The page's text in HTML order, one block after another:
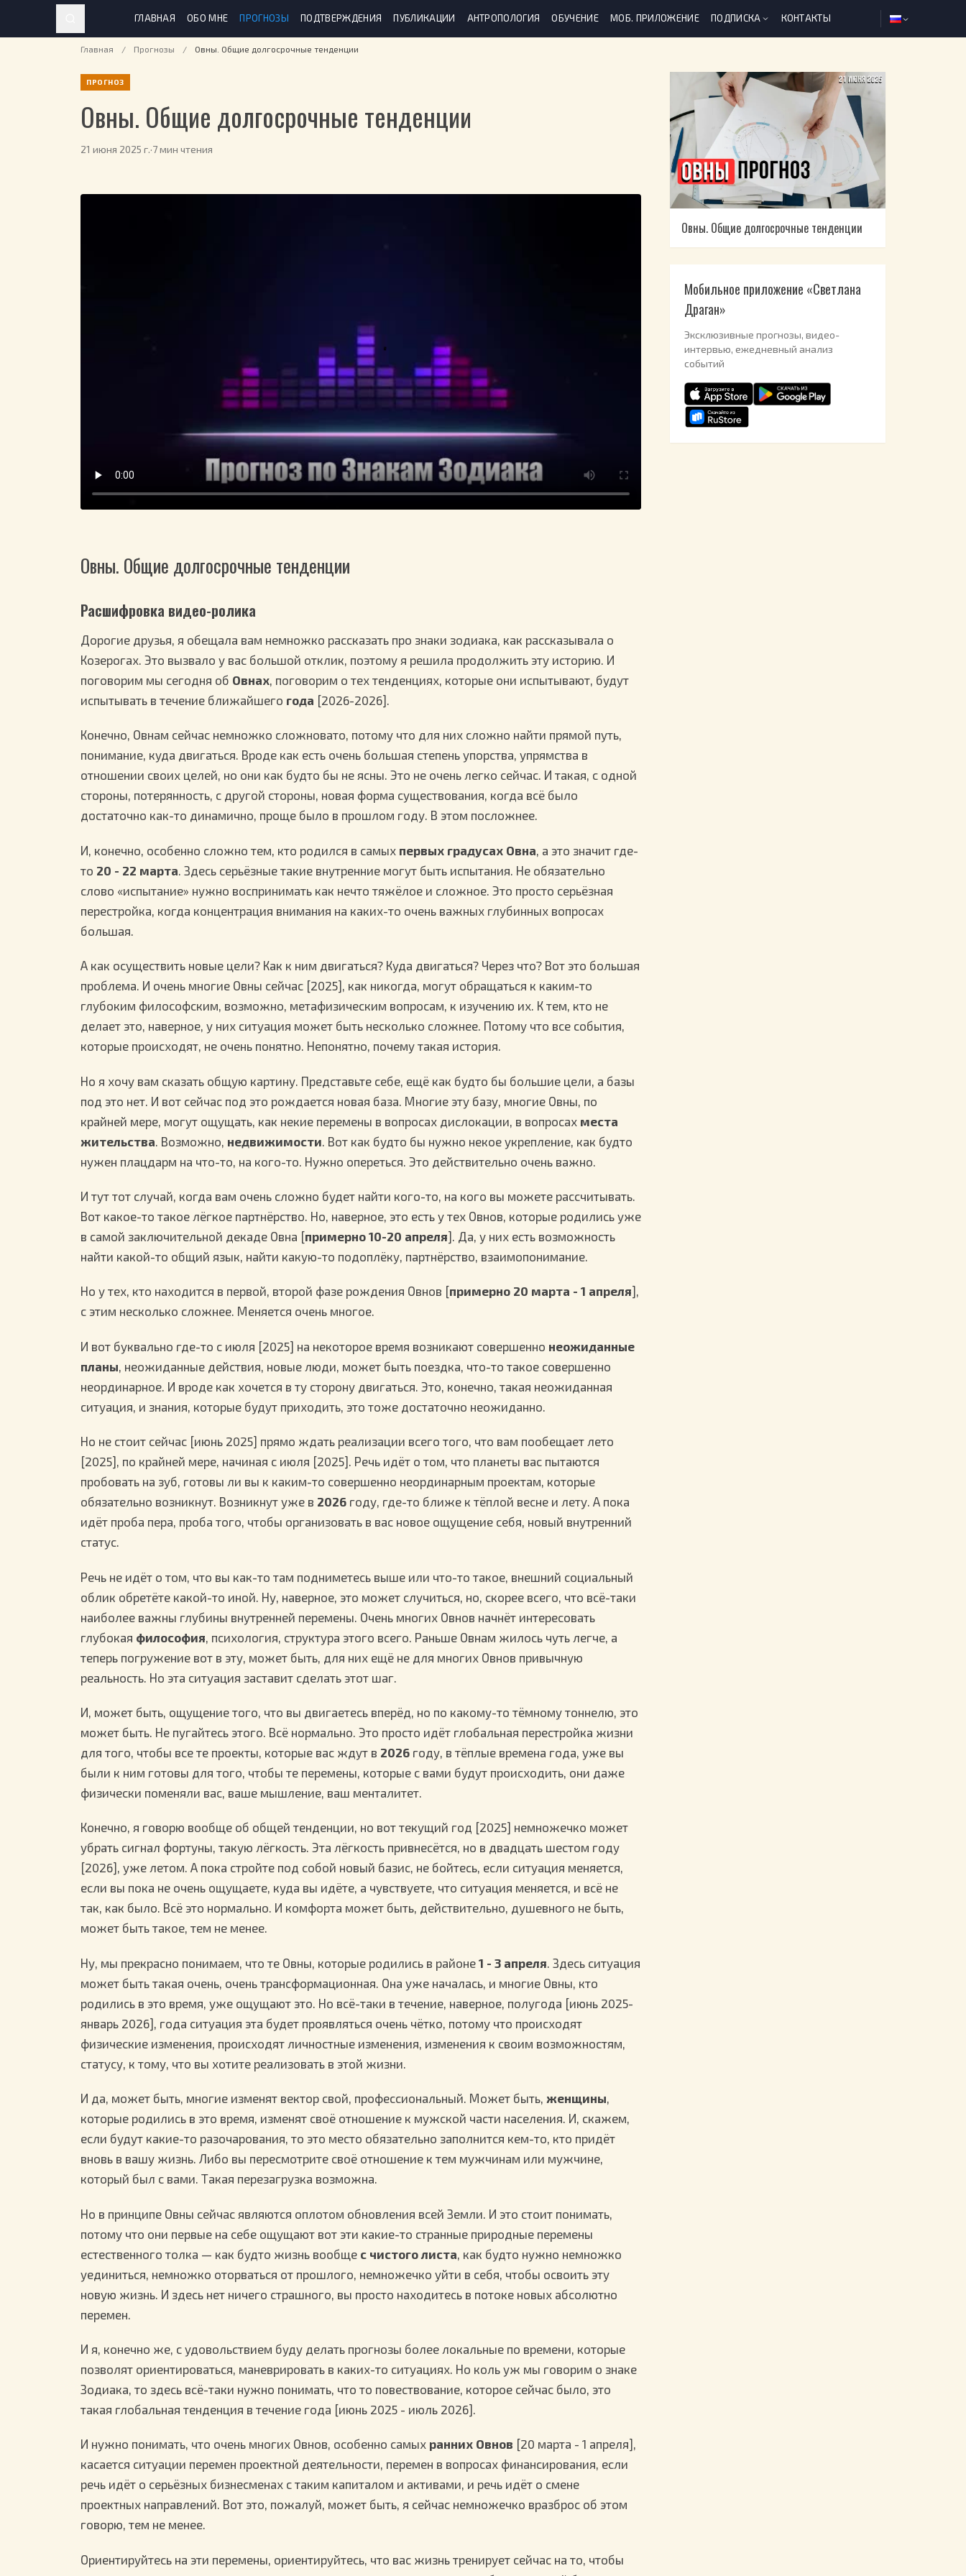
ГЛАВНАЯ ОБО МНЕ ПРОГНОЗЫ ПОДТВЕРЖДЕНИЯ ПУБЛИКАЦИИ АНТРОПОЛОГИЯ ОБУЧЕНИЕ МОБ. ПРИЛОЖЕНИЕ ПОДПИСКА КОНТАКТЫ
Главная / Прогнозы / Овны. Общие долгосрочные тенденции
ПРОГНОЗ
Овны. Общие долгосрочные тенденции
21 июня 2025 г.·7 мин чтения
Овны. Общие долгосрочные тенденции
Расшифровка видео-ролика
Дорогие друзья, я обещала вам немножко рассказать про знаки зодиака, как рассказывала о
Козерогах. Это вызвало у вас большой отклик, поэтому я решила продолжить эту историю. И
поговорим мы сегодня об Овнах, поговорим о тех тенденциях, которые они испытывают, будут
испытывать в течение ближайшего года [2026-2026].
Конечно, Овнам сейчас немножко сложновато, потому что для них сложно найти прямой путь,
понимание, куда двигаться. Вроде как есть очень большая степень упорства, упрямства в
отношении своих целей, но они как будто бы не ясны. Это не очень легко сейчас. И такая, с одной
стороны, потерянность, с другой стороны, новая форма существования, когда всё было
достаточно как-то динамично, проще было в прошлом году. В этом посложнее.
И, конечно, особенно сложно тем, кто родился в самых первых градусах Овна , а это значит где-
то 20 - 22 марта . Здесь серьёзные такие внутренние могут быть испытания. Не обязательно
слово «испытание» нужно воспринимать как нечто тяжёлое и сложное. Это просто серьёзная
перестройка, когда концентрация внимания на каких-то очень важных глубинных вопросах
большая.
А как осуществить новые цели? Как к ним двигаться? Куда двигаться? Через что? Вот это большая
проблема. И очень многие Овны сейчас [2025], как никогда, могут обращаться к каким-то
глубоким философским, возможно, метафизическим вопросам, к изучению их. К тем, кто не
делает это, наверное, у них ситуация может быть несколько сложнее. Потому что все события,
которые происходят, не очень понятно. Непонятно, почему такая история.
Но я хочу вам сказать общую картину. Представьте себе, ещё как будто бы большие цели, а базы
под это нет. И вот сейчас под это рождается новая база. Многие эту базу, многие Овны, по
крайней мере, могут ощущать, как некие перемены в вопросах дислокации, в вопросах места
жительства . Возможно, недвижимости . Вот как будто бы нужно некое укрепление, как будто
нужен плацдарм на что-то, на кого-то. Нужно опереться. Это действительно очень важно.
И тут тот случай, когда вам очень сложно будет найти кого-то, на кого вы можете рассчитывать.
Вот какое-то такое лёгкое партнёрство. Но, наверное, это есть у тех Овнов, которые родились уже
в самой заключительной декаде Овна [примерно 10-20 апреля]. Да, у них есть возможность
найти какой-то общий язык, найти какую-то подоплёку, партнёрство, взаимопонимание.
Но у тех, кто находится в первой, второй фазе рождения Овнов [примерно 20 марта - 1 апреля],
с этим несколько сложнее. Меняется очень многое.
И вот буквально где-то с июля [2025] на некоторое время возникают совершенно неожиданные
планы , неожиданные действия, новые люди, может быть поездка, что-то такое совершенно
неординарное. И вроде как хочется в ту сторону двигаться. Это, конечно, такая неожиданная
ситуация, и знания, которые будут приходить, это тоже достаточно неожиданно.
Но не стоит сейчас [июнь 2025] прямо ждать реализации всего того, что вам пообещает лето
[2025], по крайней мере, начиная с июля [2025]. Речь идёт о том, что планеты вас пытаются
пробовать на зуб, готовы ли вы к каким-то совершенно неординарным проектам, которые
обязательно возникнут. Возникнут уже в 2026 году, где-то ближе к тёплой весне и лету. А пока
идёт проба пера, проба того, чтобы организовать в вас новое ощущение себя, новый внутренний
статус.
Речь не идёт о том, что вы как-то там подниметесь выше или что-то такое, внешний социальный
облик обретёте какой-то иной. Ну, наверное, это может случиться, но, скорее всего, что всё-таки
наиболее важны глубины внутренней перемены. Очень многих Овнов начнёт интересовать
глубокая философия , психология, структура этого всего. Раньше Овнам жилось чуть легче, а
теперь погружение вот в эту, может быть, для них ещё не для многих Овнов привычную
реальность. Но эта ситуация заставит сделать этот шаг.
И, может быть, ощущение того, что вы двигаетесь вперёд, но по какому-то тёмному тоннелю, это
может быть. Не пугайтесь этого. Всё нормально. Это просто идёт глобальная перестройка жизни
для того, чтобы все те проекты, которые вас ждут в 2026 году, в тёплые времена года, уже вы
были к ним готовы для того, чтобы те перемены, которые с вами будут происходить, они даже
физически поменяли вас, ваше мышление, ваш менталитет.
Конечно, я говорю вообще об общей тенденции, но вот текущий год [2025] немножечко может
убрать сигнал фортуны, такую лёгкость. Эта лёгкость привнесётся, но в двадцать шестом году
[2026], уже летом. А пока стройте под собой новый базис, не бойтесь, если ситуация меняется,
если вы пока не очень ощущаете, куда вы идёте, а чувствуете, что ситуация меняется, и всё не
так, как было. Всё это нормально. И комфорта может быть, действительно, душевного не быть,
может быть такое, тем не менее.
Ну, мы прекрасно понимаем, что те Овны, которые родились в районе 1 - 3 апреля . Здесь ситуация
может быть такая очень, очень трансформационная. Она уже началась, и многие Овны, кто
родились в это время, уже ощущают это. Но всё-таки в течение, наверное, полугода [июнь 2025-
январь 2026], года ситуация эта будет проявляться очень чётко, потому что происходят
физические изменения, происходят личностные изменения, изменения к своим возможностям,
статусу, к тому, что вы хотите реализовать в этой жизни.
И да, может быть, многие изменят вектор свой, профессиональный. Может быть, женщины,
которые родились в это время, изменят своё отношение к мужской части населения. И, скажем,
если будут какие-то разочарования, то это место обязательно заполнится кем-то, кто придёт
вновь в вашу жизнь. Либо вы пересмотрите своё отношение к тем мужчинам или мужчине,
который был с вами. Такая перезагрузка возможна.
Но в принципе Овны сейчас являются оплотом обновления всей Земли. И это стоит понимать,
потому что они первые на себе ощущают вот эти какие-то странные природные перемены
естественного толка — как будто жизнь вообще с чистого листа , как будто нужно немножко
уединиться, немножко оторваться от прошлого, немножечко уйти в себя, чтобы освоить эту
новую жизнь. И здесь нет ничего страшного, вы просто находитесь в потоке новых абсолютно
перемен.
И я, конечно же, с удовольствием буду делать прогнозы более локальные по времени, которые
позволят ориентироваться, маневрировать в каких-то ситуациях. Но коль уж мы говорим о знаке
Зодиака, то здесь всё-таки нужно понимать, что то повествование, которое сейчас было, это
такая глобальная тенденция в течение года [июнь 2025 - июль 2026].
И нужно понимать, что очень многих Овнов, особенно самых ранних Овнов [20 марта - 1 апреля],
касается ситуации перемен проектной деятельности, перемен в вопросах финансирования, если
речь идёт о серьёзных бизнесменах с таким капиталом и активами, и речь идёт о смене
проектных направлений. Вот это, пожалуй, может быть, я сейчас немножечко вразброс об этом
говорю, тем не менее.
Ориентируйтесь на эти перемены, ориентируйтесь, что вас жизнь тренирует сейчас на то, чтобы
Овны. Общие долгосрочные тенденции
Мобильное приложение «Светлана
Драган»
Эксклюзивные прогнозы, видео-
интервью, ежедневный анализ
событий